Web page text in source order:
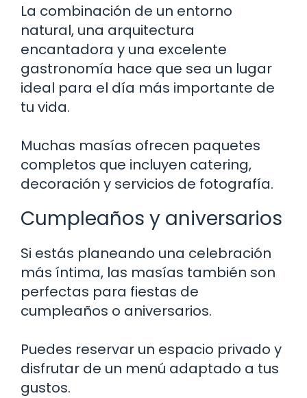
La combinación de un entorno
natural, una arquitectura
encantadora y una excelente
gastronomía hace que sea un lugar
ideal para el día más importante de
tu vida.
Muchas masías ofrecen paquetes
completos que incluyen catering,
decoración y servicios de fotografía.
Cumpleaños y aniversarios
Si estás planeando una celebración
más íntima, las masías también son
perfectas para fiestas de
cumpleaños o aniversarios.
Puedes reservar un espacio privado y
disfrutar de un menú adaptado a tus
gustos.